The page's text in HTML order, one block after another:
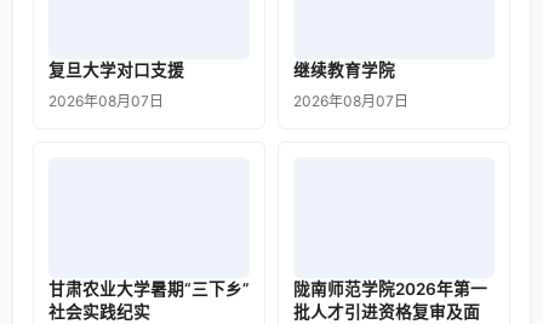
复旦大学对口支援
2026年08月07日
继续教育学院
2026年08月07日
甘肃农业大学暑期“三下乡”
社会实践纪实
陇南师范学院2026年第一
批人才引进资格复审及面